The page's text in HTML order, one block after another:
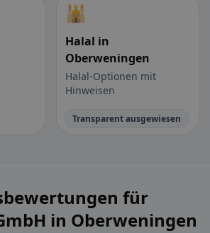
🕌
Halal in
Oberweningen
Halal-Optionen mit
Hinweisen
Transparent ausgewiesen
für
in Oberweningen